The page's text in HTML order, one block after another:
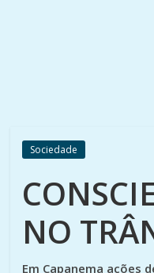
Sociedade
NO
Em Capanema ações